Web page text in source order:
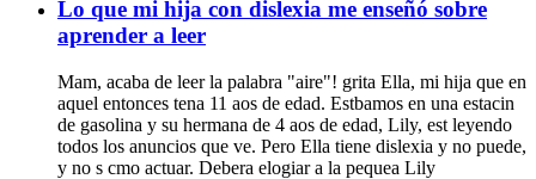
Lo que mi hija con dislexia me enseñó sobre
aprender a leer
Mam, acaba de leer la palabra "aire"! grita Ella, mi hija que en
aquel entonces tena 11 aos de edad. Estbamos en una estacin
de gasolina y su hermana de 4 aos de edad, Lily, est leyendo
todos los anuncios que ve. Pero Ella tiene dislexia y no puede,
y no s cmo actuar. Debera elogiar a la pequea Lily